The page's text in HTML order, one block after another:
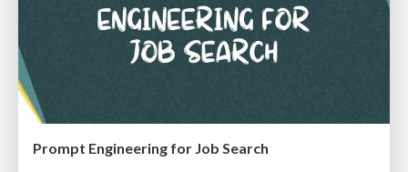
Prompt Engineering for Job Search